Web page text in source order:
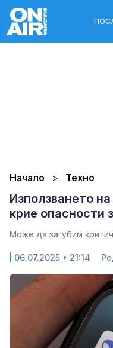
Начало Техно
Използването
крие опасности
Може да загубим
06.07.2025 • 21:14